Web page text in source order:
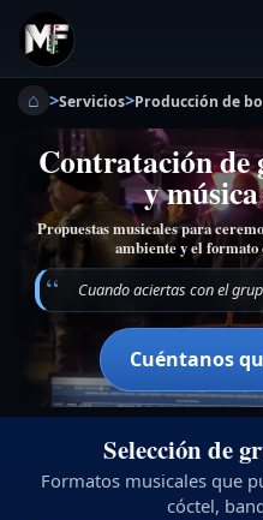
⌂ >Servicios>Producción de
Contratación de
y
Propuestas musicales para
ambiente y el formato
Cuando aciertas con el
Cuéntanos
Selección de
Formatos musicales que
cóctel,